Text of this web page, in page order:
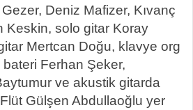
Deniz Mafizer, Kıvanç
Keskin, solo gitar Koray
Mertcan Doğu, klavye org
Ferhan Şeker,
ve akustik gitarda
Gülşen Abdullaoğlu yer